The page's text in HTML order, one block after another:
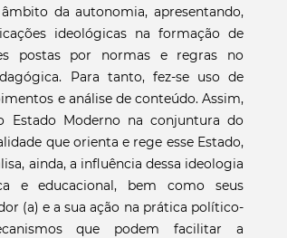
da autonomia, apresentando,
ideológicas na formação de
postas por normas e regras no
Para tanto, fez-se uso de
e análise de conteúdo. Assim,
Estado Moderno na conjuntura do
que orienta e rege esse Estado,
ainda, a influência dessa ideologia
e educacional, bem como seus
(a) e a sua ação na prática político-
que podem facilitar a